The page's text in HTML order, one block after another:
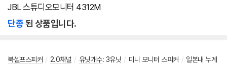
JBL 스튜디오모니터 4312M
단종된 상품입니다.
북셸프스피커 / 2.0채널 / 유닛개수: 3유닛 / 미니 모니터 스피커 / 일본내 누계